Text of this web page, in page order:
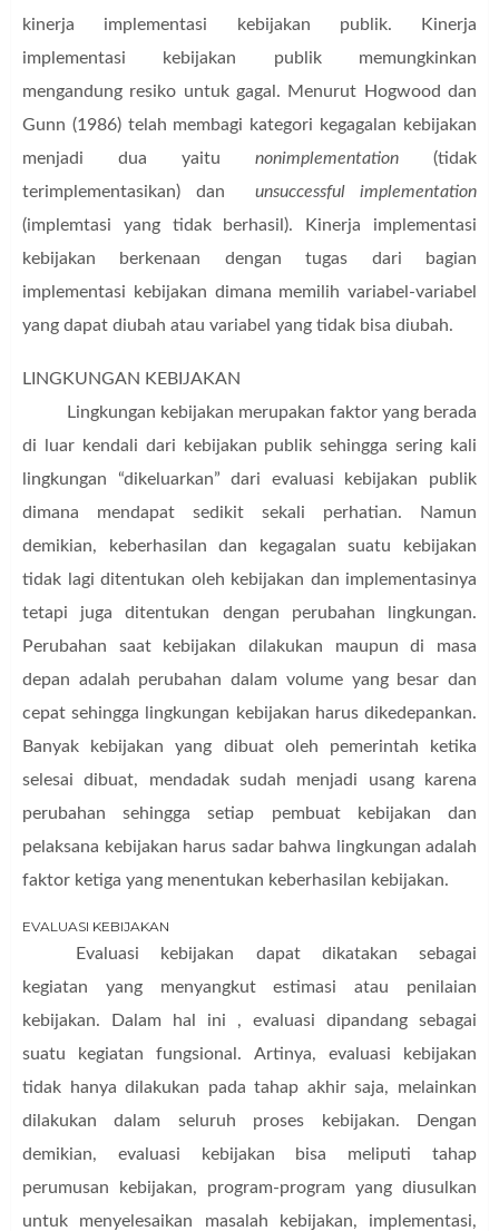
kinerja implementasi kebijakan publik.
Kinerja
implementasi kebijakan publik memungkinkan
mengandung resiko untuk gagal. Menurut Hogwood dan
Gunn (1986) telah membagi kategori kegagalan kebijakan
menjadi dua yaitu nonimplementation (tidak
terimplementasikan) dan
unsuccessful implementation
(implemtasi yang tidak berhasil). Kinerja implementasi
kebijakan berkenaan dengan tugas dari bagian
implementasi kebijakan dimana memilih variabel-variabel
yang dapat diubah atau variabel yang tidak bisa diubah.
LINGKUNGAN KEBIJAKAN
Lingkungan kebijakan merupakan faktor yang berada
di luar kendali dari kebijakan publik sehingga sering kali
lingkungan “dikeluarkan” dari evaluasi kebijakan publik
dimana mendapat sedikit sekali perhatian. Namun
demikian, keberhasilan dan kegagalan suatu kebijakan
tidak lagi ditentukan oleh kebijakan dan implementasinya
tetapi juga ditentukan dengan perubahan lingkungan.
Perubahan saat kebijakan dilakukan maupun di masa
depan adalah perubahan dalam volume yang besar dan
cepat sehingga lingkungan kebijakan harus dikedepankan.
Banyak kebijakan yang dibuat oleh pemerintah ketika
selesai dibuat, mendadak sudah menjadi usang karena
perubahan sehingga setiap pembuat kebijakan dan
pelaksana kebijakan harus sadar bahwa lingkungan adalah
faktor ketiga yang menentukan keberhasilan kebijakan.
EVALUASI KEBIJAKAN
Evaluasi kebijakan dapat dikatakan sebagai
kegiatan yang menyangkut estimasi atau penilaian
kebijakan. Dalam hal ini , evaluasi dipandang sebagai
suatu kegiatan fungsional. Artinya, evaluasi kebijakan
tidak hanya dilakukan pada tahap akhir saja, melainkan
dilakukan dalam seluruh proses kebijakan. Dengan
demikian, evaluasi kebijakan bisa meliputi tahap
perumusan kebijakan, program-program yang diusulkan
untuk menyelesaikan masalah kebijakan, implementasi,